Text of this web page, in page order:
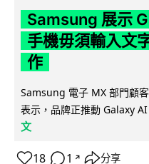
Samsung 展示
手機毋須輸入文
作
Samsung 電子 MX 部門顧
表示，品牌正推動 Galaxy
文
18 1 ↗ 分享